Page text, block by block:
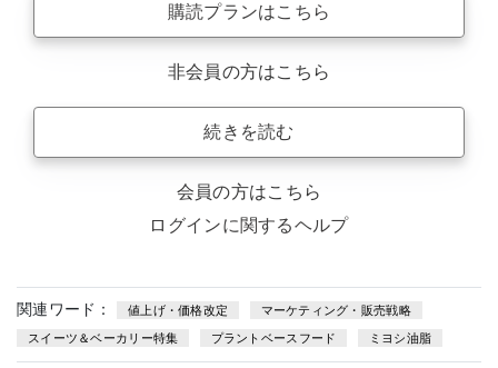
購読プランはこちら
非会員の方はこちら
続きを読む
会員の方はこちら
ログインに関するヘルプ
関連ワード： 値上げ・価格改定 マーケティング・販売戦略
スイーツ＆ベーカリー特集 プラントベースフード ミヨシ油脂